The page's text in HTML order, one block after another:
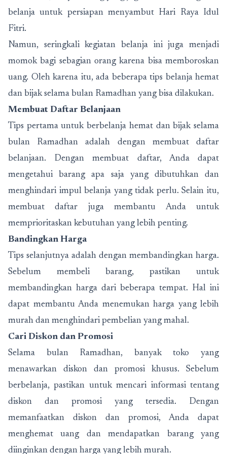
belanja untuk persiapan menyambut Hari Raya Idul
Fitri.
Namun, seringkali kegiatan belanja ini juga menjadi
momok bagi sebagian orang karena bisa memboroskan
uang. Oleh karena itu, ada beberapa tips belanja hemat
dan bijak selama bulan Ramadhan yang bisa dilakukan.
Membuat Daftar Belanjaan
Tips pertama untuk berbelanja hemat dan bijak selama
bulan Ramadhan adalah dengan membuat daftar
belanjaan. Dengan membuat daftar, Anda dapat
mengetahui barang apa saja yang dibutuhkan dan
menghindari impul belanja yang tidak perlu. Selain itu,
membuat daftar juga membantu Anda untuk
memprioritaskan kebutuhan yang lebih penting.
Bandingkan Harga
Tips selanjutnya adalah dengan membandingkan harga.
Sebelum membeli barang, pastikan untuk
membandingkan harga dari beberapa tempat. Hal ini
dapat membantu Anda menemukan harga yang lebih
murah dan menghindari pembelian yang mahal.
Cari Diskon dan Promosi
Selama bulan Ramadhan, banyak toko yang
menawarkan diskon dan promosi khusus. Sebelum
berbelanja, pastikan untuk mencari informasi tentang
diskon dan promosi yang tersedia. Dengan
memanfaatkan diskon dan promosi, Anda dapat
menghemat uang dan mendapatkan barang yang
diinginkan dengan harga yang lebih murah.